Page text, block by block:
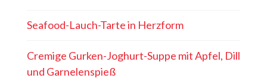
Seafood-Lauch-Tarte in Herzform
Cremige Gurken-Joghurt-Suppe mit Apfel, Dill
und Garnelenspieß